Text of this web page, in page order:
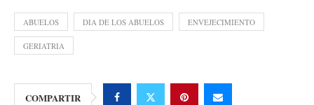
ABUELOS DIA DE LOS ABUELOS ENVEJECIMIENTO
GERIATRIA
COMPARTIR